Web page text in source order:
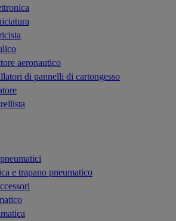
aeronautico
di pannelli di cartongesso
e trapano pneumatico